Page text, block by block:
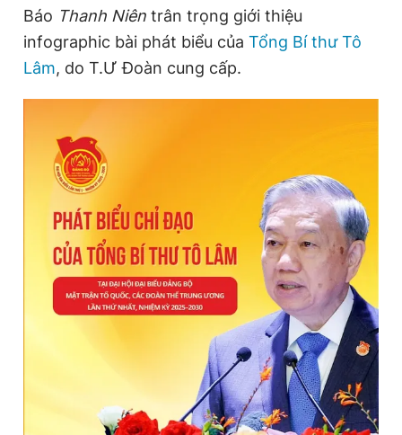
Thông tin tòa soạn Liên hệ quảng cáo
Đọc Thanh Niên trên điện thoại
Theo dõi báo trên
Liên hệ quảng cáo
0908 780 404
Quảng cáo RSS Tòa soạn Chính sách bảo
Báo Thanh Niên trân trọng giới thiệu
infographic bài phát biểu của Tổng Bí thư Tô
Lâm, do T.Ư Đoàn cung cấp.